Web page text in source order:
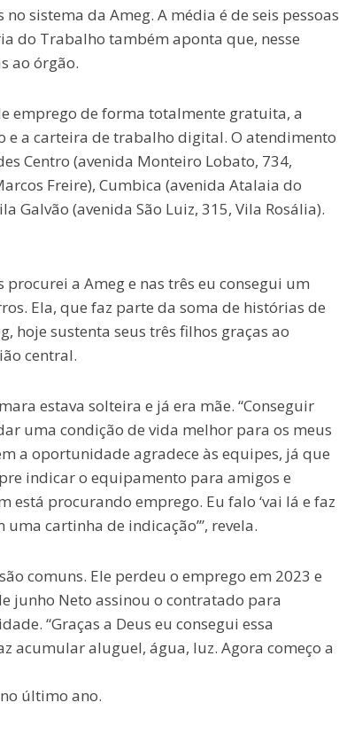
sistema da Ameg. A média é de seis pessoas
do Trabalho também aponta que, nesse
ao órgão.
emprego de forma totalmente gratuita, a
a carteira de trabalho digital. O atendimento
Centro (avenida Monteiro Lobato, 734,
Freire), Cumbica (avenida Atalaia do
Galvão (avenida São Luiz, 315, Vila Rosália).
a Ameg e nas três eu consegui um
Ela, que faz parte da soma de histórias de
hoje sustenta seus três filhos graças ao
central.
estava solteira e já era mãe. “Conseguir
uma condição de vida melhor para os meus
a oportunidade agradece às equipes, já que
indicar o equipamento para amigos e
procurando emprego. Eu falo ‘vai lá e faz
cartinha de indicação’”, revela.
comuns. Ele perdeu o emprego em 2023 e
junho Neto assinou o contratado para
“Graças a Deus eu consegui essa
acumular aluguel, água, luz. Agora começo a
último ano.